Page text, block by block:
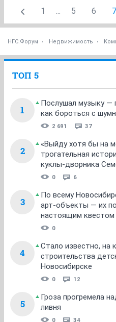
1 5 6 7
НГС.Форум Недвижимость
ТОП 5
1
Послушал музыку —
как бороться с
2 691 37
2
«Выйду хотя бы на
трогательная
куклы-дворника
0 6
3
По всему
арт-объекты — их
настоящим квестом
0
4
Стало известно, на
строительства
Новосибирске
0 12
5
Гроза прогремела
ливня
0 34